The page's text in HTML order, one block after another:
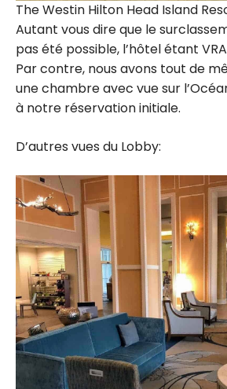
The Westin Hilton Head Island
Autant vous dire que le
pas été possible, l’hôtel étant
Par contre, nous avons tout de
une chambre avec vue sur
à notre réservation initiale.
D’autres vues du Lobby: